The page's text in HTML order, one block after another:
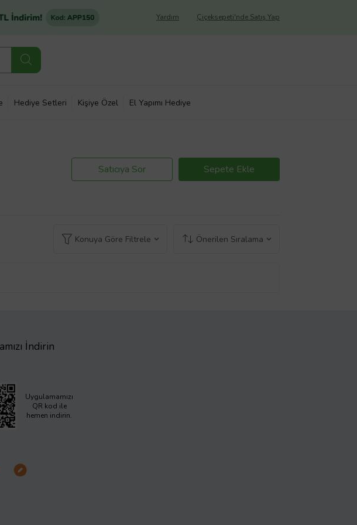
Çiçeksepeti'nde Satış Yap
Yardım
Hediye Setleri Kişiye Özel El Yapımı Hediye
Satıcıya Sor Sepete Ekle
Konuya Göre Filtrele Önerilen Sıralama
İndirin
Uygulamamızı
QR kod ile
hemen indirin.